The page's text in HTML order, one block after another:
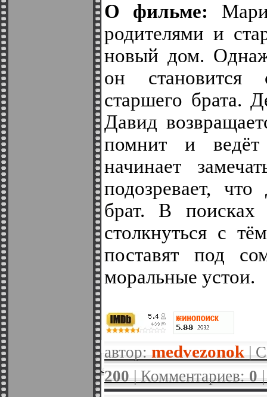
О фильме:
родителями и
новый дом.
он становится
старшего брата.
Давид
помнит и
начинает
подозревает,
брат. В поисках
столкнуться с
поставят под
моральные устои.
автор: medvezonok |
200| Комментариев:0